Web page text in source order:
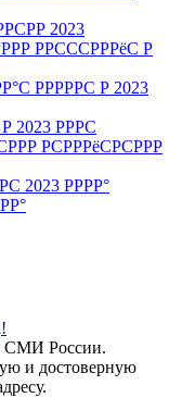
2023
РРСССРРРёС Р
РРРРРС Р 2023
2023 РРРС
РСРРРёСРСРРР
2023 РРРР°
!
СМИ России.
и достоверную